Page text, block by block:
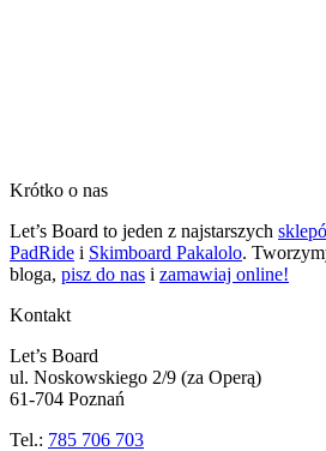
Krótko o nas
Let’s Board to jeden z najstarszych
PadRide i Skimboard Pakalolo.
bloga, pisz do nas i zamawiaj online!
Kontakt
Let’s Board
ul. Noskowskiego 2/9 (za Operą)
61-704 Poznań
Tel.: 785 706 703